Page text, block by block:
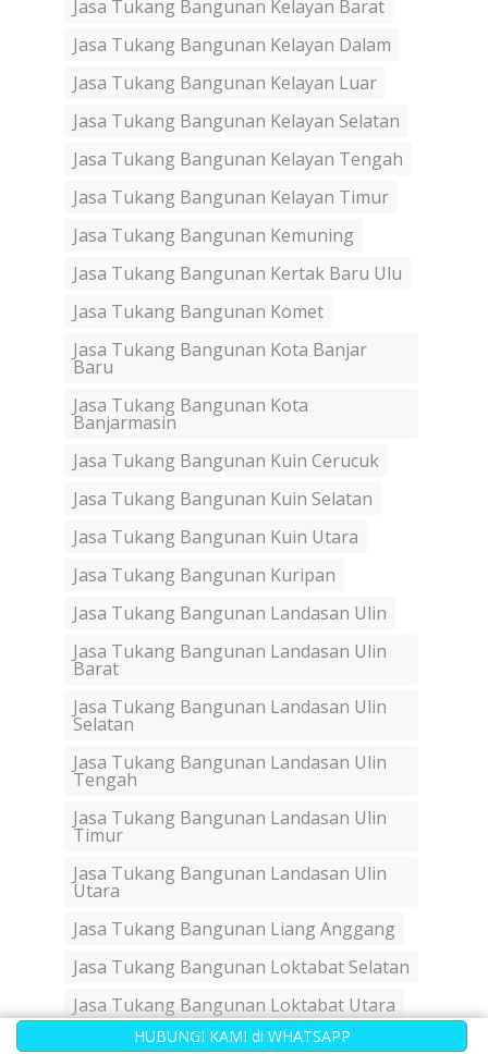
HUBUNGI KAMI di WHATSAPP
Jasa Tukang Bangunan Kelayan Barat
Jasa Tukang Bangunan Kelayan Dalam
Jasa Tukang Bangunan Kelayan Luar
Jasa Tukang Bangunan Kelayan Selatan
Jasa Tukang Bangunan Kelayan Tengah
Jasa Tukang Bangunan Kelayan Timur
Jasa Tukang Bangunan Kemuning
Jasa Tukang Bangunan Kertak Baru Ulu
Jasa Tukang Bangunan Komet
Jasa Tukang Bangunan Kota Banjar
Baru
Jasa Tukang Bangunan Kota
Banjarmasin
Jasa Tukang Bangunan Kuin Cerucuk
Jasa Tukang Bangunan Kuin Selatan
Jasa Tukang Bangunan Kuin Utara
Jasa Tukang Bangunan Kuripan
Jasa Tukang Bangunan Landasan Ulin
Jasa Tukang Bangunan Landasan Ulin
Barat
Jasa Tukang Bangunan Landasan Ulin
Selatan
Jasa Tukang Bangunan Landasan Ulin
Tengah
Jasa Tukang Bangunan Landasan Ulin
Timur
Jasa Tukang Bangunan Landasan Ulin
Utara
Jasa Tukang Bangunan Liang Anggang
Jasa Tukang Bangunan Loktabat Selatan
Jasa Tukang Bangunan Loktabat Utara
Jasa Tukang Bangunan Mantuil